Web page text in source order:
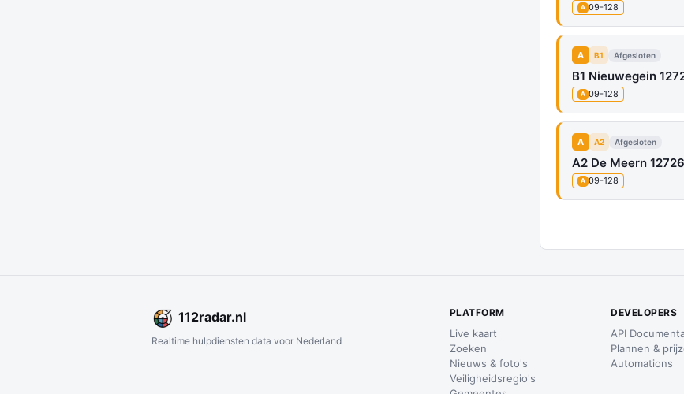
A 09-128
A B1 Afgesloten
B1 Nieuwegein
A 09-128
A A2 Afgesloten
A2 De Meern
A 09-128
112radar.nl
Realtime hulpdiensten data voor Nederland
PLATFORM
Live kaart
Zoeken
Nieuws & foto's
Veiligheidsregio's
DEVELOPERS
API
Plannen &
Automations